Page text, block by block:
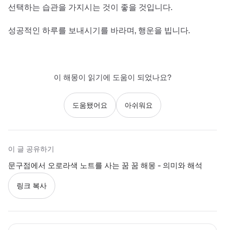
선택하는 습관을 가지시는 것이 좋을 것입니다.
성공적인 하루를 보내시기를 바라며, 행운을 빕니다.
이 해몽이 읽기에 도움이 되었나요?
도움됐어요 아쉬워요
이 글 공유하기
문구점에서 오로라색 노트를 사는 꿈 꿈 해몽 - 의미와 해석
링크 복사